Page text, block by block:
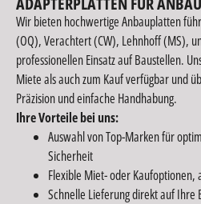
Wir bieten hochwertige Anbauplatten
(OQ), Verachtert (CW), Lehnhoff (MS),
professionellen Einsatz auf Baustellen.
Miete als auch zum Kauf verfügbar und
Präzision und einfache Handhabung.
Ihre Vorteile bei uns:
Auswahl von Top-Marken für
Sicherheit
Flexible Miet- oder
Schnelle Lieferung direkt auf Ihre